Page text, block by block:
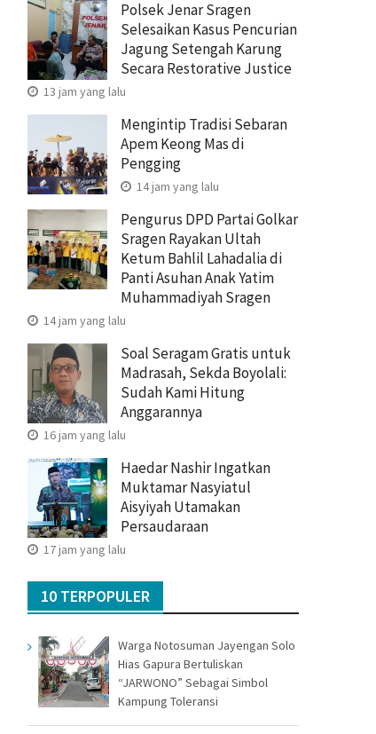
Polsek Jenar Sragen
Selesaikan Kasus Pencurian
Jagung Setengah Karung
Secara Restorative Justice
13 jam yang lalu
Mengintip Tradisi Sebaran
Apem Keong Mas di
Pengging
14 jam yang lalu
Pengurus DPD Partai Golkar
Sragen Rayakan Ultah
Ketum Bahlil Lahadalia di
Panti Asuhan Anak Yatim
Muhammadiyah Sragen
14 jam yang lalu
Soal Seragam Gratis untuk
Madrasah, Sekda Boyolali:
Sudah Kami Hitung
Anggarannya
16 jam yang lalu
Haedar Nashir Ingatkan
Muktamar Nasyiatul
Aisyiyah Utamakan
Persaudaraan
17 jam yang lalu
10 TERPOPULER
Warga Notosuman Jayengan Solo
Hias Gapura Bertuliskan
“JARWONO” Sebagai Simbol
Kampung Toleransi